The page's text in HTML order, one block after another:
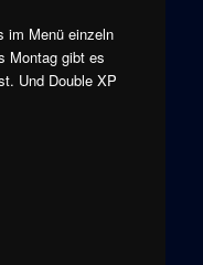
im Menü einzeln
Montag gibt es
Und Double XP